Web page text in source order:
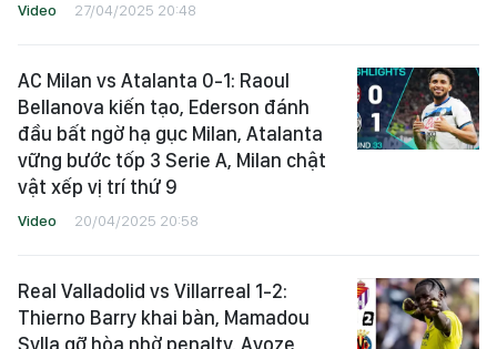
Video 27/04/2025 20:48
AC Milan vs Atalanta 0-1: Raoul
Bellanova kiến tạo, Ederson đánh
đầu bất ngờ hạ gục Milan, Atalanta
vững bước tốp 3 Serie A, Milan chật
vật xếp vị trí thứ 9
Video 20/04/2025 20:58
Real Valladolid vs Villarreal 1-2:
Thierno Barry khai bàn, Mamadou